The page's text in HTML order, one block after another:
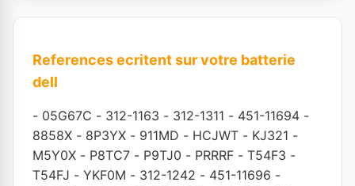
References ecritent sur votre batterie
dell
- 05G67C - 312-1163 - 312-1311 - 451-11694 -
8858X - 8P3YX - 911MD - HCJWT - KJ321 -
M5Y0X - P8TC7 - P9TJ0 - PRRRF - T54F3 -
T54FJ - YKF0M - 312-1242 - 451-11696 -